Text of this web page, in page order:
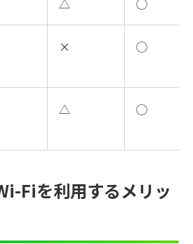
× ◯
△ ◯
Fiを利用するメリッ